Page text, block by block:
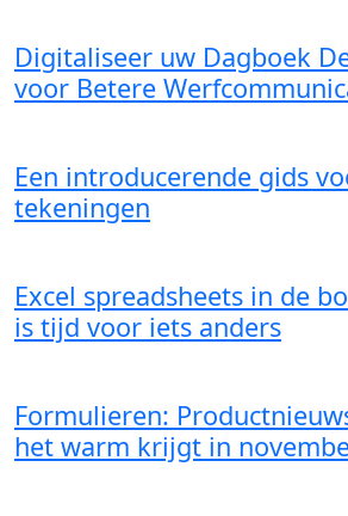
Digitaliseer uw Dagboek
voor Betere
Een introducerende gids
tekeningen
Excel spreadsheets in de
is tijd voor iets anders
Formulieren:
het warm krijgt in